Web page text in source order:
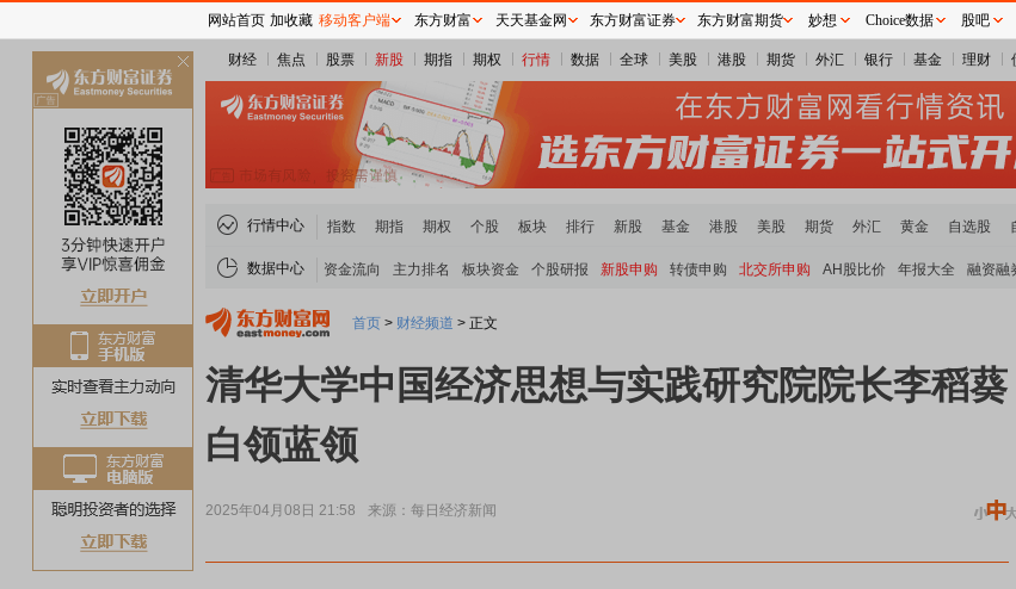
财经 焦点 股票 新股 期指 期权 行情 数据 全球 美股 港股 期货 外汇 银行 基金 理财
行情中心 指数 期指 期权 个股 板块 排行 新股 基金 港股 美股 期货 外汇 黄金 自选股
数据中心 资金流向 主力排名 板块资金 个股研报 新股申购 转债申购 北交所申购 AH股比价 年报大全 融资融
首页 > 财经频道 > 正文
清华大学中国经济思想与实践研究院院长李稻
白领蓝领
2025年04月08日 21:58 来源：每日经济新闻
A股估值分
网站首页 加收藏 移动客户端 东方财富 天天基金网 东方财富证券 东方财富期货 妙想 Choice数据 股吧
关